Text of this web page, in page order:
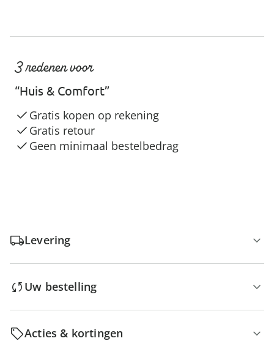
3 redenen voor
“Huis & Comfort”
Gratis kopen op rekening
Gratis retour
Geen minimaal bestelbedrag
Levering
Uw bestelling
Acties & kortingen